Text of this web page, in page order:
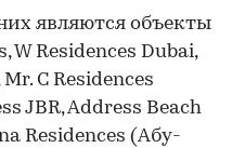
являются объекты
W Residences Dubai,
C Residences
JBR, Address Beach
Residences (Абу-